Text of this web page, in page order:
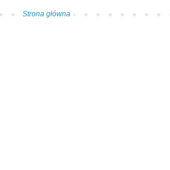
Strona główna